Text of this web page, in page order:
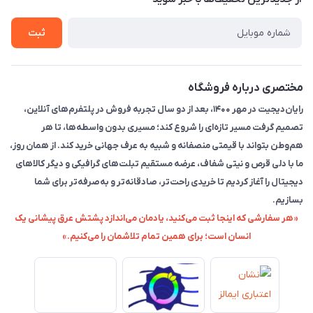
راهنما
ثبت
مختصری درباره فروشگاه
رایان‌دیجیت در مهر ۱۴۰۰، بعد از دو سال تجربه فروش در پلتفرم‌های آنلاین،
تصمیم گرفت مسیر تازه‌ای را شروع کند؛ مسیری بدون واسطه‌ها، تا هر
هم‌وطن بتواند با قیمتی منصفانه و شبیه به عرف جهانی خرید کند. از همان روز،
ما با دلی قرص و نیتی شفاف، عرضه مستقیم تبلت‌های گرافیکی و دیگر کالاهای
دیجیتال را آغاز کردیم تا خریدی راحت‌تر، صادقانه‌تر و به‌صرفه‌تر برای شما
بسازیم.
«هر سفارشی که اینجا ثبت می‌کنید، یادمان می‌اندازد پشتش عرق پیشانی یک
انسان است؛ برای همین تمام تلاشمان را می‌کنیم.»